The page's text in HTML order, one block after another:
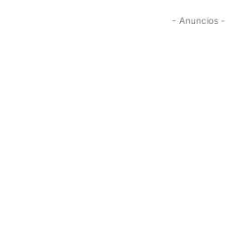
- Anuncios -